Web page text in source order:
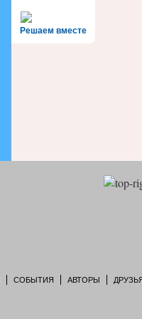
Решаем вместе
СОБЫТИЯ АВТОРЫ